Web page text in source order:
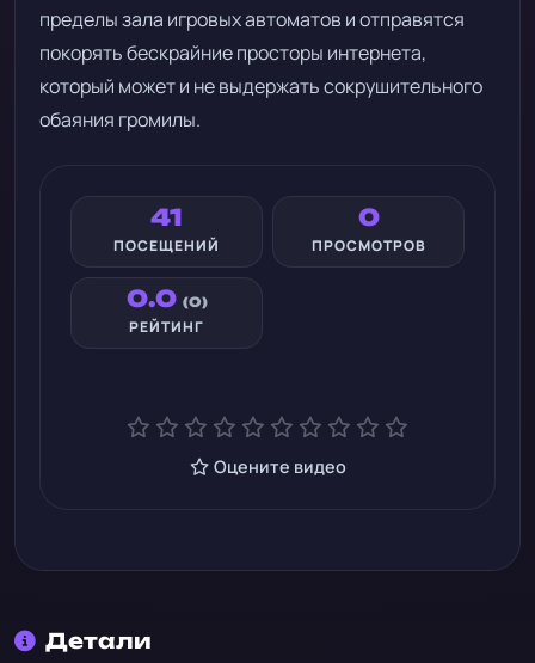
пределы зала игровых автоматов и отправятся
покорять бескрайние просторы интернета,
который может и не выдержать сокрушительного
обаяния громилы.
41
ПОСЕЩЕНИЙ
0
ПРОСМОТРОВ
0.0 (0)
РЕЙТИНГ
Оцените видео
Детали